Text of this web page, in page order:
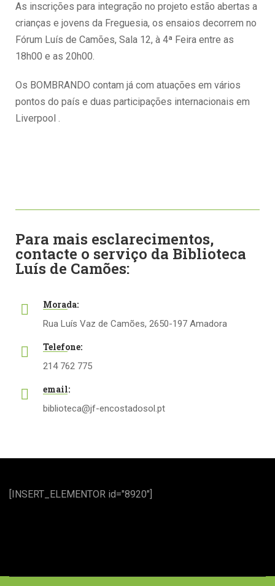
As inscrições para integração no projeto estão abertas a
crianças e jovens da Freguesia, os ensaios decorrem no
Fórum Luís de Camões, Sala 12, à 4ª Feira entre as
18h00 e as 20h00.
Os BOMBRANDO contam já com atuações em vários
pontos do país e duas participações internacionais em
Liverpool .
Para mais esclarecimentos,
contacte o serviço da Biblioteca
Luís de Camões:
Morada:
Rua Luís Vaz de Camões, 2650-197 Amadora
Telefone:
214 762 775
email:
biblioteca@jf-encostadosol.pt
[INSERT_ELEMENTOR id="8920"]